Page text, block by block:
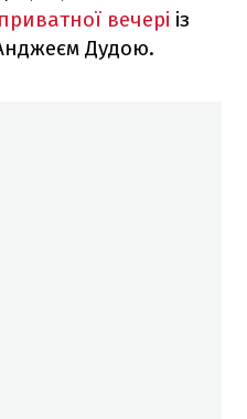
приватної вечері із
Дудою.